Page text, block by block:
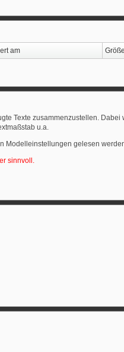
am Größe
Texte zusammenzustellen.
u.a.
Modelleinstellungen gelesen
sinnvoll.